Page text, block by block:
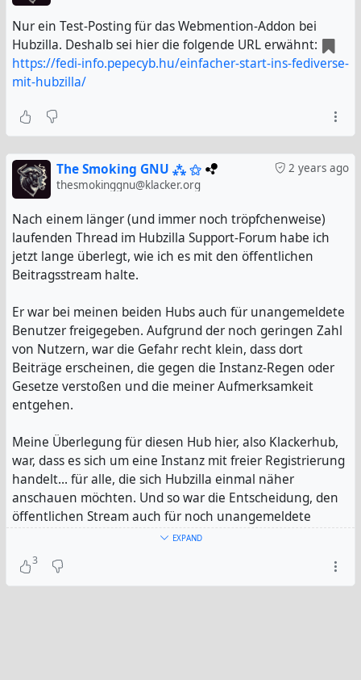
Nur ein Test-Posting für das Webmention-Addon bei
Hubzilla. Deshalb sei hier die folgende URL erwähnt:
https://fedi-info.pepecyb.hu/einfacher-start-ins-fediverse-
mit-hubzilla/
2 years ago
The Smoking GNU ⁂ ⚝
thesmokinggnu@klacker.org
Nach einem länger (und immer noch tröpfchenweise)
laufenden Thread im Hubzilla Support-Forum habe ich
jetzt lange überlegt, wie ich es mit den öffentlichen
Beitragsstream halte.
Er war bei meinen beiden Hubs auch für unangemeldete
Benutzer freigegeben. Aufgrund der noch geringen Zahl
von Nutzern, war die Gefahr recht klein, dass dort
Beiträge erscheinen, die gegen die Instanz-Regen oder
Gesetze verstoßen und die meiner Aufmerksamkeit
entgehen.
Meine Überlegung für diesen Hub hier, also Klackerhub,
war, dass es sich um eine Instanz mit freier Registrierung
handelt... für alle, die sich Hubzilla einmal näher
anschauen möchten. Und so war die Entscheidung, den
öffentlichen Stream auch für noch unangemeldete
Benutzer zur Verfügung zu stellen, davon getrieben, dass
ich Interessierten zeigen wollte, wie Hubzilla denn "in
Action" aussieht.
EXPAND
3